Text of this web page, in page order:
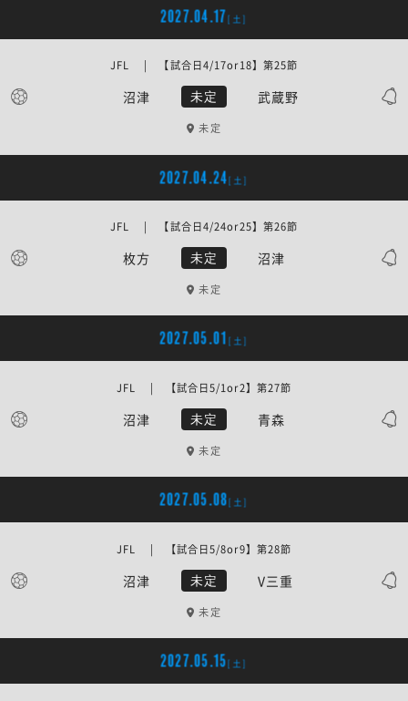
2027.04.17[土]
沼津 未定 武蔵野
JFL | 【試合日4/17or18】第25節
未定
2027.04.24[土]
枚方 未定 沼津
JFL | 【試合日4/24or25】第26節
未定
2027.05.01 [土]
沼津 未定 青森
JFL | 【試合日5/1or2】第27節
未定
2027.05.08[土]
沼津 未定 V三重
JFL | 【試合日5/8or9】第28節
未定
2027.05.15[土]